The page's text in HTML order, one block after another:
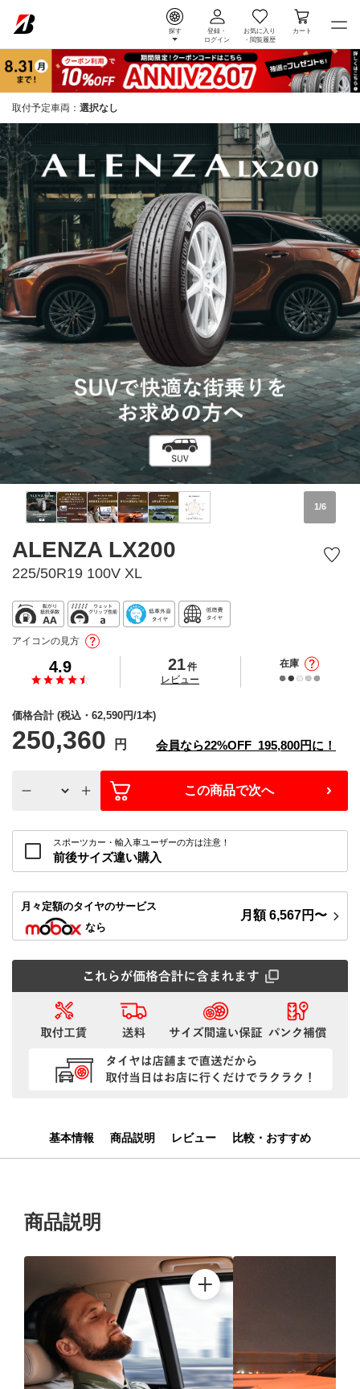
探す
登録・
ログイン
お気に入り
・ 閲覧履歴
カート
取付予定車両： 選択なし
1/6
ALENZA LX200
225/50R19 100V XL
4.9 21件
の
レビュー
在庫
アイコンの見方
価格合計 (税込・ 62,590円/1本)
250,360 円 会員なら22%OFF 195,800円に！
この商品で次へ
スポーツカー・輸入車ユーザーの方は注意！
前後サイズ違い購入
月々定額のタイヤのサービス
なら
月額6,567円〜
基本情報 商品説明 レビュー 比較・おすすめ
商品説明